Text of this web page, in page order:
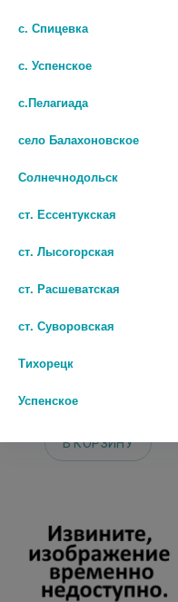
ПРОПЕЛЛЕР ПОР ВАКУУМ
АКТ.УГОЛЬ №6
153 руб.
В КОРЗИНУ
с. Спицевка
с. Успенское
с.Пелагиада
село Балахоновское
Солнечнодольск
ст. Ессентукская
ст. Лысогорская
ст. Расшеватская
ст. Суворовская
Тихорецк
Успенское